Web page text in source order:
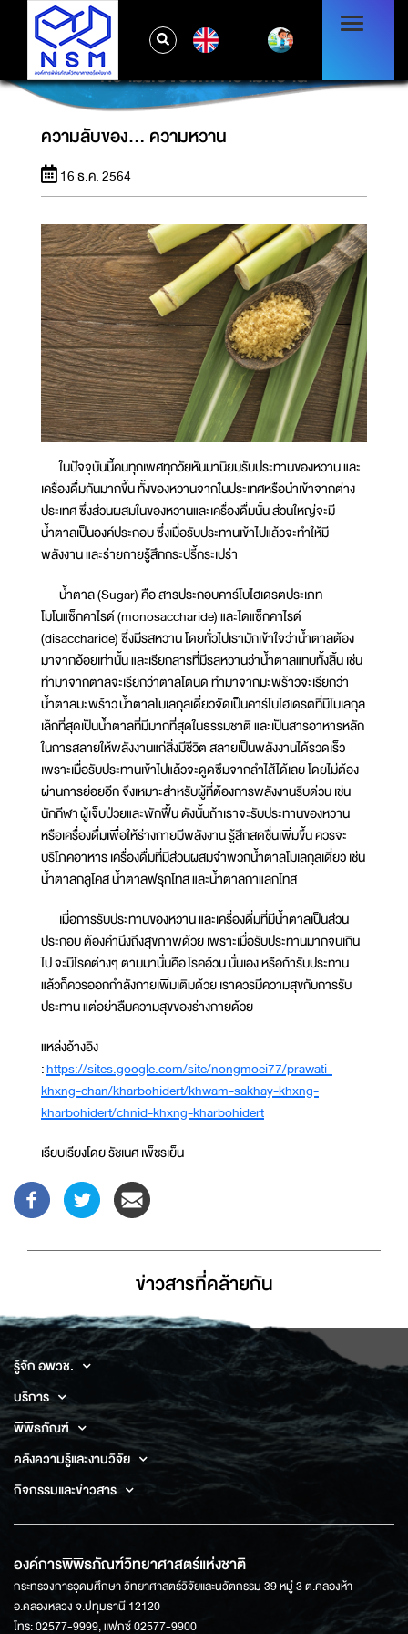
ความลับของ... ความหวาน
ความลับของ... ความหวาน
16 ธ.ค. 2564
ในปัจจุบันนี้คนทุกเพศทุกวัยหันมานิยมรับประทานของหวาน และ
เครื่องดื่มกันมากขึ้น ทั้งของหวานจากในประเทศหรือนำเข้าจากต่าง
ประเทศ ซึ่งส่วนผสมในของหวานและเครื่องดื่มนั้น ส่วนใหญ่จะมี
น้ำตาลเป็นองค์ประกอบ ซึ่งเมื่อรับประทานเข้าไปแล้วจะทำให้มี
พลังงาน และร่ายกายรู้สึกกระปรี้กระเปร่า
น้ำตาล (Sugar) คือ สารประกอบคาร์โบไฮเดรตประเภท
โมโนแซ็กคาไรด์ (monosaccharide) และไดแซ็กคาไรด์
(disaccharide) ซึ่งมีรสหวาน โดยทั่วไปเรามักเข้าใจว่าน้ำตาลต้อง
มาจากอ้อยเท่านั้น และเรียกสารที่มีรสหวานว่าน้ำตาลแทบทั้งสิ้น เช่น
ทำมาจากตาลจะเรียกว่าตาลโตนด ทำมาจากมะพร้าวจะเรียกว่า
น้ำตาลมะพร้าว น้ำตาลโมเลกุลเดี่ยวจัดเป็นคาร์โบไฮเดรตที่มีโมเลกุล
เล็กที่สุดเป็นน้ำตาลที่มีมากที่สุดในธรรมชาติ และเป็นสารอาหารหลัก
ในการสลายให้พลังงานแก่สิ่งมีชีวิต สลายเป็นพลังงานได้รวดเร็ว
เพราะเมื่อรับประทานเข้าไปแล้วจะดูดซึมจากลำไส้ได้เลย โดยไม่ต้อง
ผ่านการย่อยอีก จึงเหมาะสำหรับผู้ที่ต้องการพลังงานรีบด่วน เช่น
นักกีฬา ผู้เจ็บป่วยและพักฟื้น ดังนั้นถ้าเราจะรับประทานของหวาน
หรือเครื่องดื่มเพื่อให้ร่างกายมีพลังงาน รู้สึกสดชื่นเพิ่มขึ้น ควรจะ
บริโภคอาหาร เครื่องดื่มที่มีส่วนผสมจำพวกน้ำตาลโมเลกุลเดี่ยว เช่น
น้ำตาลกลูโคส น้ำตาลฟรุกโทส และน้ำตาลกาแลกโทส
เมื่อการรับประทานของหวาน และเครื่องดื่มที่มีน้ำตาลเป็นส่วน
ประกอบ ต้องคำนึงถึงสุขภาพด้วย เพราะเมื่อรับประทานมากจนเกิน
ไป จะมีโรคต่างๆ ตามมานั่นคือ โรคอ้วน นั่นเอง หรือถ้ารับประทาน
แล้วก็ควรออกกำลังกายเพิ่มเติมด้วย เราควรมีความสุขกับการรับ
ประทาน แต่อย่าลืมความสุขของร่างกายด้วย
แหล่งอ้างอิง
:https://sites.google.com/site/nongmoei77/prawati-
khxng-chan/kharbohidert/khwam-sakhay-khxng-
kharbohidert/chnid-khxng-kharbohidert
เรียบเรียงโดย รัชเนศ เพ็ชรเย็น
ข่าวสารที่่คล้ายกัน
รู้จัก อพวช.
บริการ
พิพิธภัณฑ์
คลังความรู้และงานวิจัย
กิจกรรมและข่าวสาร
องค์การพิพิธภัณฑ์วิทยาศาสตร์แห่งชาติ
กระทรวงการอุดมศึกษา วิทยาศาสตร์วิจัยและนวัตกรรม 39 หมู่ 3 ต.คลองห้า
อ.คลองหลวง จ.ปทุมธานี 12120
โทร: 02577-9999, แฟกซ์ 02577-9900